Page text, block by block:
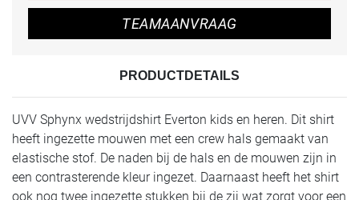
TEAMAANVRAAG
PRODUCTDETAILS
UVV Sphynx wedstrijdshirt Everton kids en heren. Dit shirt
heeft ingezette mouwen met een crew hals gemaakt van
elastische stof. De naden bij de hals en de mouwen zijn in
een contrasterende kleur ingezet. Daarnaast heeft het shirt
ook nog twee ingezette stukken bij de zij wat zorgt voor een